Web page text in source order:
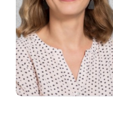
Joanna Dolińska